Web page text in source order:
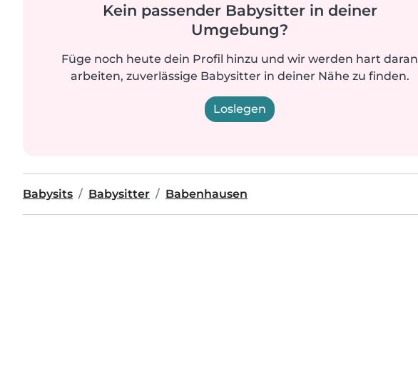
Kein passender Babysitter in deiner
Umgebung?
Füge noch heute dein Profil hinzu und wir werden hart daran
arbeiten, zuverlässige Babysitter in deiner Nähe zu finden.
Loslegen
Babysits Babysitter Babenhausen